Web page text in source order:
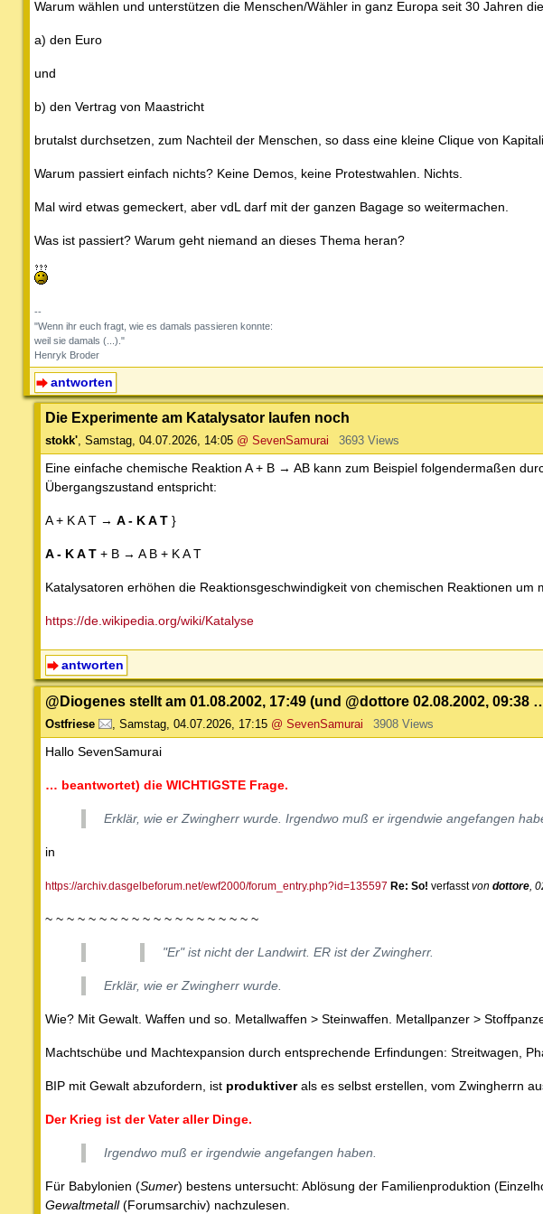
Warum wählen und unterstützen die Menschen/Wähler in ganz Europa seit 30 Jahren
a) den Euro
und
b) den Vertrag von Maastricht
brutalst durchsetzen, zum Nachteil der Menschen, so dass eine kleine Clique von
Warum passiert einfach nichts? Keine Demos, keine Protestwahlen. Nichts.
Mal wird etwas gemeckert, aber vdL darf mit der ganzen Bagage so weitermachen.
Was ist passiert? Warum geht niemand an dieses Thema heran?
--
"Wenn ihr euch fragt, wie es damals passieren konnte:
weil sie damals (...)."
Henryk Broder
antworten
Die Experimente am Katalysator laufen noch
stokk', Samstag, 04.07.2026, 14:05 @ SevenSamurai 3693 Views
Eine einfache chemische Reaktion A + B → AB kann zum Beispiel folgendermaßen
Übergangszustand entspricht:
A + K A T → A - K A T }
A - K A T + B → A B + K A T
Katalysatoren erhöhen die Reaktionsgeschwindigkeit von chemischen Reaktionen um
https://de.wikipedia.org/wiki/Katalyse
antworten
@Diogenes stellt am 01.08.2002, 17:49 (und @dottore 02.08.2002, 09:38
Ostfriese , Samstag, 04.07.2026, 17:15 @ SevenSamurai 3908 Views
Hallo SevenSamurai
… beantwortet) die WICHTIGSTE Frage.
Erklär, wie er Zwingherr wurde. Irgendwo muß er irgendwie angefangen
in
https://archiv.dasgelbeforum.net/ewf2000/forum_entry.php?id=135597 Re: So! verfasstvon dottore ,
~ ~ ~ ~ ~ ~ ~ ~ ~ ~ ~ ~ ~ ~ ~ ~ ~ ~ ~ ~
"Er" ist nicht der Landwirt. ER ist der Zwingherr.
Erklär, wie er Zwingherr wurde.
Wie? Mit Gewalt. Waffen und so. Metallwaffen > Steinwaffen. Metallpanzer >
Machtschübe und Machtexpansion durch entsprechende Erfindungen: Streitwagen,
BIP mit Gewalt abzufordern, ist produktiverals es selbst erstellen, vom Zwingherrn
Der Krieg ist der Vater aller Dinge.
Irgendwo muß er irgendwie angefangen haben.
Für Babylonien (Sumer) bestens untersucht: Ablösung der Familienproduktion
Gewaltmetall(Forumsarchiv) nachzulesen.